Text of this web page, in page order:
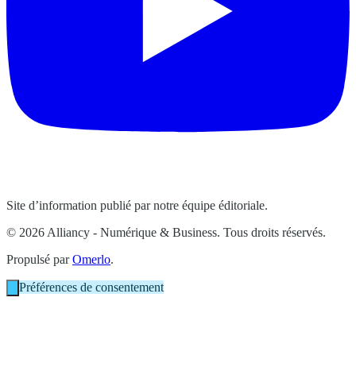
Site d’information publié par notre équipe éditoriale.
© 2026 Alliancy - Numérique & Business. Tous droits réservés.
Propulsé parOmerlo.
Préférences de consentement